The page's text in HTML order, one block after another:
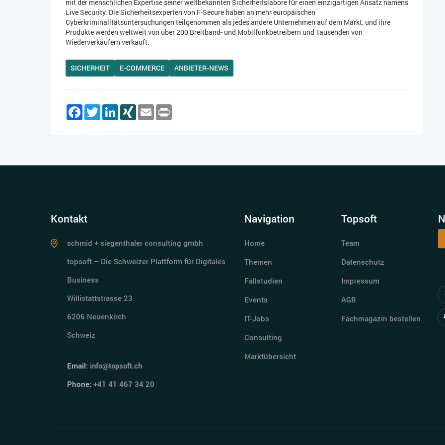
mit der menschlichen Expertise seiner weltbekannten Sicherheitslabore für einen einzigartigen Ansatz namens
Live Security. Die Sicherheitsexperten von F-Secure haben an mehr europäischen
Cyberkriminalitätsuntersuchungen teilgenommen als jedes andere Unternehmen auf dem Markt, und ihre
Produkte werden weltweit von über 200 Breitband- und Mobilfunkbetreibern und Tausenden von
Wiederverkäufern verkauft.
SICHERHEIT E-COMMERCE ANBIETER-NEWS
FacebookTwitterLinkedInXING Email
Kontakt
schmid + siegenthaler consulting gmbh
topsoft – Die Schweizer Plattform für Digitales
Business
Willistattstrasse 23
6206 Neuenkirch
Schweiz
Email: info@topsoft.ch
Phone: +41 41 467 34 20
Navigation
Home
Themen
Fallstudien
Events
IT-Jobs
Consulting
Marktübersicht
Topsoft
Team
Datenschutz
Impressum
AGB
Fachmagazin bestellen